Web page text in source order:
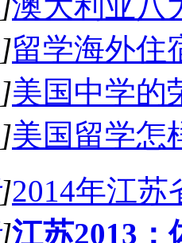
]留学海外住
]美国中学的
]美国留学怎
]2014年江
]江苏2013